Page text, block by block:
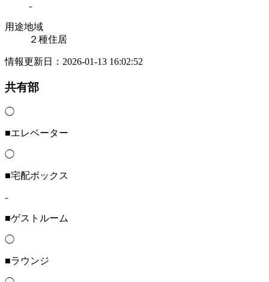
-
用途地域
２種住居
情報更新日：2026-01-13 16:02:52
共有部
◯
■エレベーター
◯
■宅配ボックス
-
■ゲストルーム
◯
■ラウンジ